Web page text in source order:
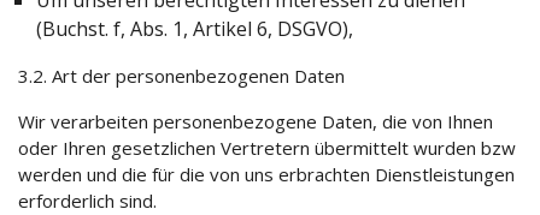
(Buchst. f, Abs. 1, Artikel 6, DSGVO),
3.2. Art der personenbezogenen Daten
Wir verarbeiten personenbezogene Daten, die von Ihnen
oder Ihren gesetzlichen Vertretern übermittelt wurden bzw
werden und die für die von uns erbrachten Dienstleistungen
erforderlich sind.